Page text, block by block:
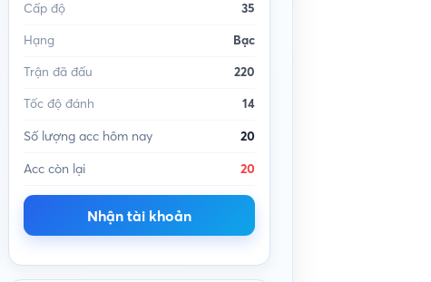
Cấp độ 35
Hạng Bạc
Trận đã đấu 220
Tốc độ đánh 14
Số lượng acc hôm nay
20
Acc còn lại
20
Nhận tài khoản